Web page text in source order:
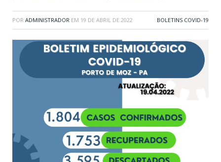
POR ADMINISTRADOR EM 19 DE ABRIL DE 2022 BOLETINS COVID-19